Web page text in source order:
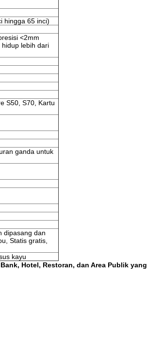
hingga 65 inci)
<2mm
lebih dari
S50, S70, Kartu
ganda untuk
dipasang dan
Statis gratis,
kayu
Hotel, Restoran, dan Area Publik yang